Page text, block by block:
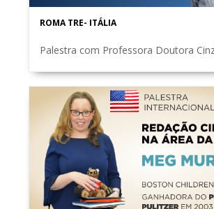
ROMA TRE- ITÁLIA
Palestra com Professora Doutora